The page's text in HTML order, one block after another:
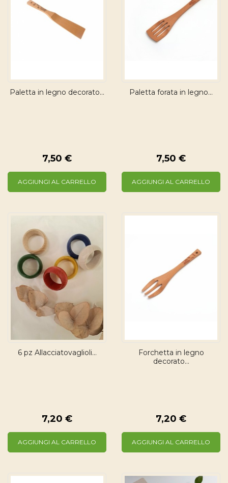
Paletta in legno decorato...
7,50 €
AGGIUNGI AL CARRELLO
Paletta forata in legno...
7,50 €
AGGIUNGI AL CARRELLO
6 pz Allacciatovaglioli...
7,20 €
AGGIUNGI AL CARRELLO
Forchetta in legno
decorato...
7,20 €
AGGIUNGI AL CARRELLO